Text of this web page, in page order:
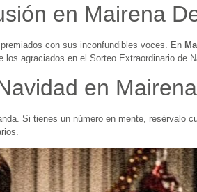
en Mairena
con sus inconfundibles voces. En
agraciados en el Sorteo Extraordinario de
en
Si tienes un número en mente, resérvalo